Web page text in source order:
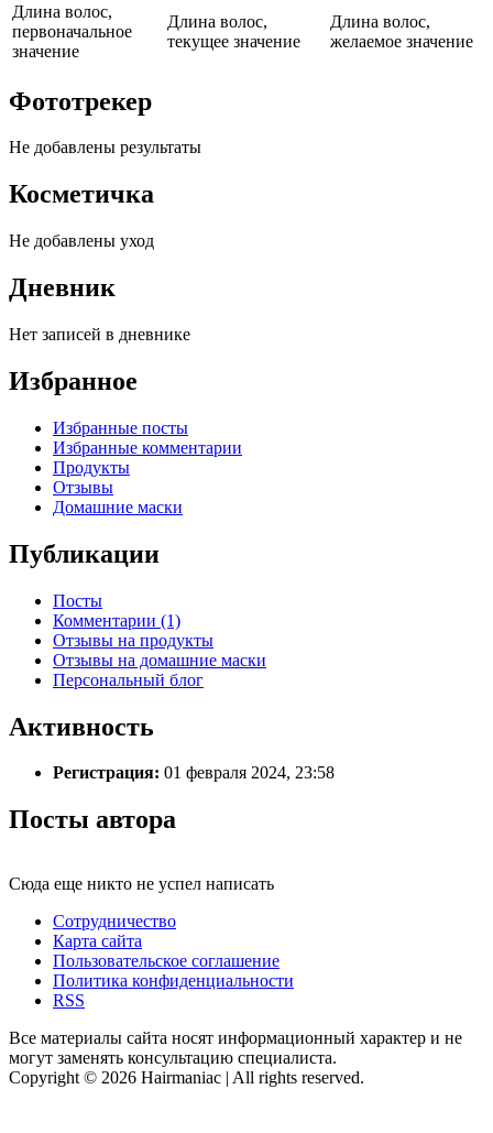
Длина волос,
первоначальное
значение
Длина волос,
текущее значение
Длина волос,
желаемое значение
Фототрекер
Не добавлены результаты
Косметичка
Не добавлены уход
Дневник
Нет записей в дневнике
Избранное
Избранные посты
Избранные комментарии
Продукты
Отзывы
Домашние маски
Публикации
Посты
Комментарии (1)
Отзывы на продукты
Отзывы на домашние маски
Персональный блог
Активность
Регистрация: 01 февраля 2024, 23:58
Посты автора
Сюда еще никто не успел написать
Сотрудничество
Карта сайта
Пользовательское соглашение
Политика конфиденциальности
RSS
Все материалы сайта носят информационный характер и не
могут заменять консультацию специалиста.
Copyright © 2026 Hairmaniac | All rights reserved.